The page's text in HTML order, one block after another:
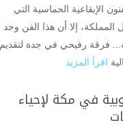
الإيقاعية الحماسية التي
المملكة، إلا أن هذا الفن وجد
فرقة رفيحي في جدة لتقديم
اقرأ المزيد
في مكة لإحياء